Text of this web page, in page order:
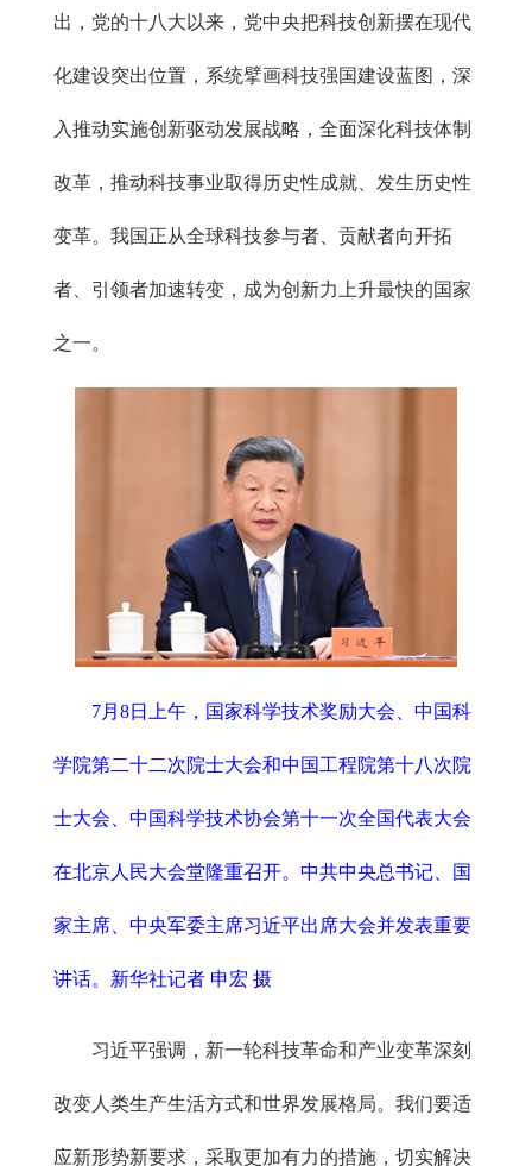
出，党的十八大以来，党中央把科技创新摆在现代
化建设突出位置，系统擘画科技强国建设蓝图，深
入推动实施创新驱动发展战略，全面深化科技体制
改革，推动科技事业取得历史性成就、发生历史性
变革。我国正从全球科技参与者、贡献者向开拓
者、引领者加速转变，成为创新力上升最快的国家
之一。
7月8日上午，国家科学技术奖励大会、中国科
学院第二十二次院士大会和中国工程院第十八次院
士大会、中国科学技术协会第十一次全国代表大会
在北京人民大会堂隆重召开。中共中央总书记、国
家主席、中央军委主席习近平出席大会并发表重要
讲话。新华社记者 申宏 摄
习近平强调，新一轮科技革命和产业变革深刻
改变人类生产生活方式和世界发展格局。我们要适
应新形势新要求，采取更加有力的措施，切实解决